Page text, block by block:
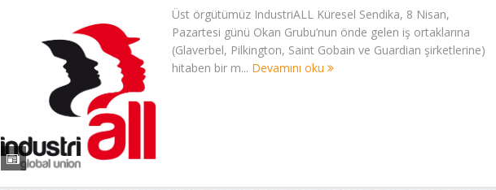
Üst örgütümüz IndustriALL Küresel Sendika, 8 Nisan,
Pazartesi günü Okan Grubu’nun önde gelen iş ortaklarına
(Glaverbel, Pilkington, Saint Gobain ve Guardian şirketlerine)
hitaben bir m... Devamını oku